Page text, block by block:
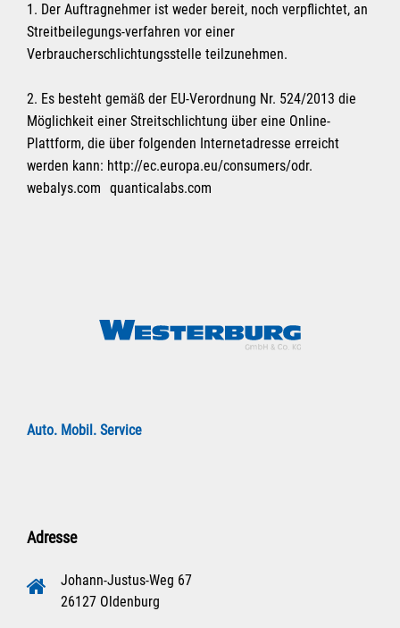
1. Der Auftragnehmer ist weder bereit, noch verpflichtet, an
Streitbeilegungs-verfahren vor einer
Verbraucherschlichtungsstelle teilzunehmen.
2. Es besteht gemäß der EU-Verordnung Nr. 524/2013 die
Möglichkeit einer Streitschlichtung über eine Online-
Plattform, die über folgenden Internetadresse erreicht
werden kann: http://ec.europa.eu/consumers/odr.
webalys.com quanticalabs.com
Auto. Mobil. Service
Adresse
Johann-Justus-Weg 67
26127 Oldenburg